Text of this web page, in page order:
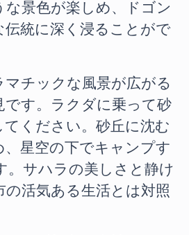
な景色が楽しめ、ドゴン
伝統に深く浸ることがで
マチックな風景が広がる
です。ラクダに乗って砂
ください。砂丘に沈む
、星空の下でキャンプす
。サハラの美しさと静け
の活気ある生活とは対照